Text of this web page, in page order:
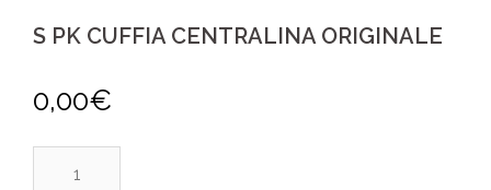
S PK CUFFIA CENTRALINA ORIGINALE
0,00€